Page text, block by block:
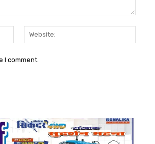
Email:*
I comment.